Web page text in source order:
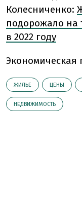
Колесниченко:
подорожало на
в 2022 году
Экономическая
ЖИЛЬЕ ЦЕНЫ
НЕДВИЖИМОСТЬ